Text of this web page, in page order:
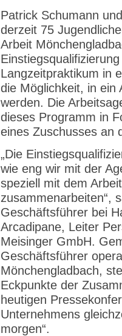
Patrick Schumann
derzeit 75
Arbeit
Langzeitpraktikum in
die Möglichkeit, in ein
werden. Die
dieses Programm in
eines Zuschusses an
„Die
wie eng wir mit der
speziell mit dem
zusammenarbeiten“,
Geschäftsführer bei
Arcadipane, Leiter
Meisinger GmbH.
Geschäftsführer
Mönchengladbach,
Eckpunkte der
heutigen
Unternehmens
morgen“.